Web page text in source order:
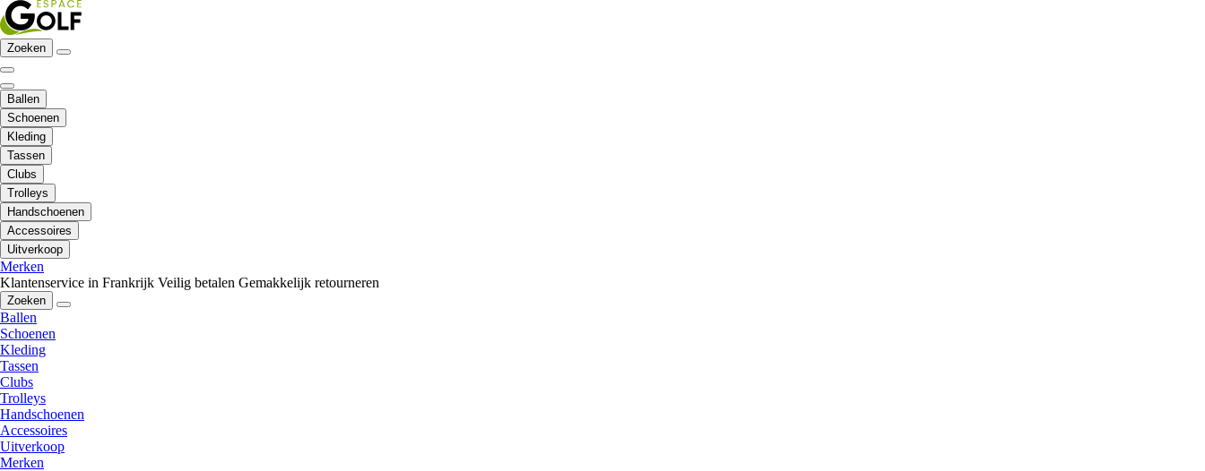
Zoeken
Ballen
Schoenen
Kleding
Tassen
Clubs
Trolleys
Handschoenen
Accessoires
Uitverkoop
Merken
Klantenservice in Frankrijk Veilig betalen Gemakkelijk retourneren
Zoeken
Ballen
Schoenen
Kleding
Tassen
Clubs
Trolleys
Handschoenen
Accessoires
Uitverkoop
Merken